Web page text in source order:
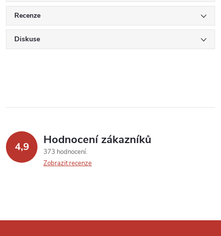
Recenze
Diskuse
4,9 Hodnocení zákazníků
373 hodnocení
Zobrazit recenze